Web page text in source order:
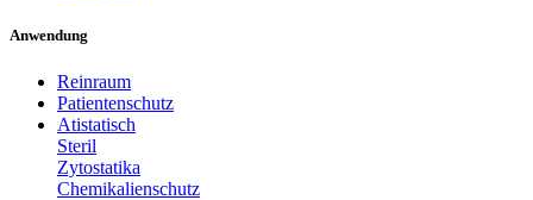
Anwendung
Reinraum
Patientenschutz
Atistatisch
Steril
Zytostatika
Chemikalienschutz